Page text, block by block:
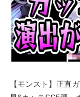
【モンスト】正直